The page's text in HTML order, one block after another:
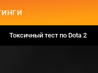
Токсичный тест по Dota 2